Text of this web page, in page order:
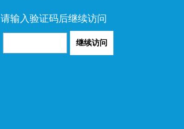
请输入验证码后继续访问
继续访问